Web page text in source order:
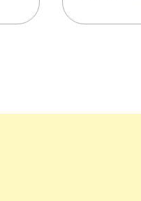
2.6.–7.8.
rukoushetketLue lisää